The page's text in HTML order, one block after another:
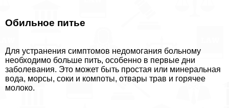
Обильное питье
Для устранения симптомов недомогания больному
необходимо больше пить, особенно в первые дни
заболевания. Это может быть простая или минеральная
вода, морсы, соки и компоты, отвары трав и горячее
молоко.